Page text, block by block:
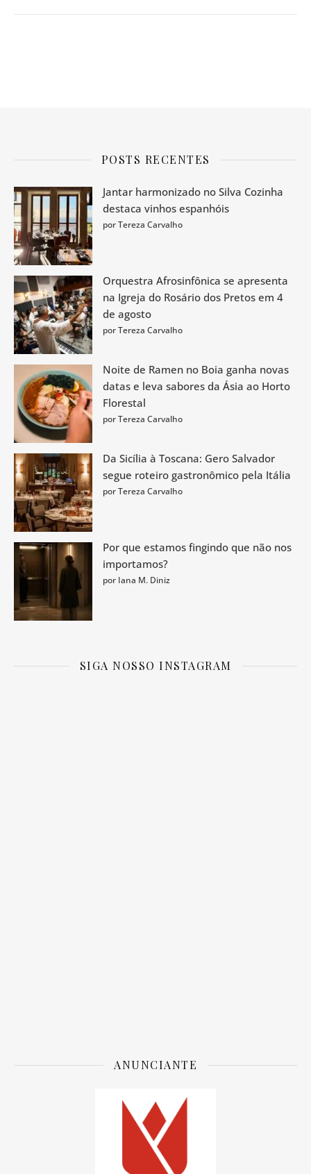
POSTS RECENTES
Jantar harmonizado no Silva Cozinha
destaca vinhos espanhóis
por Tereza Carvalho
Orquestra Afrosinfônica se apresenta
na Igreja do Rosário dos Pretos em 4
de agosto
por Tereza Carvalho
Noite de Ramen no Boia ganha novas
datas e leva sabores da Ásia ao Horto
Florestal
por Tereza Carvalho
Da Sicília à Toscana: Gero Salvador
segue roteiro gastronômico pela Itália
por Tereza Carvalho
Por que estamos fingindo que não nos
importamos?
por Iana M. Diniz
SIGA NOSSO INSTAGRAM
ANUNCIANTE